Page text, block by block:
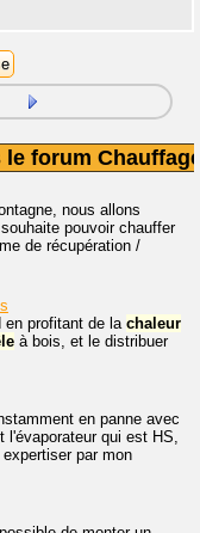
forum
nous allons
pouvoir chauffer
de récupération /
en profitant de la chaleur
à bois, et le distribuer
en panne avec
qui est HS,
par mon